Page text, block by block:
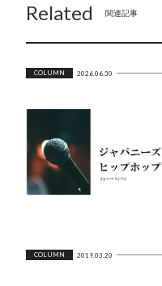
Related関連記事
COLUMN 2026.06.30
COLUMN 2019.03.20